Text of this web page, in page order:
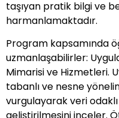
taşıyan pratik bilgi ve
harmanlamaktadır.
Program kapsamında
uzmanlaşabilirler:
Mimarisi ve Hizmetleri.
tabanlı ve nesne
vurgulayarak veri odaklı